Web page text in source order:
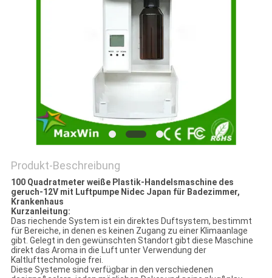
Produkt-Beschreibung
100 Quadratmeter weiße Plastik-Handelsmaschine des
geruch-12V mit Luftpumpe Nidec Japan für Badezimmer,
Krankenhaus
Kurzanleitung:
Das riechende System ist ein direktes Duftsystem, bestimmt
für Bereiche, in denen es keinen Zugang zu einer Klimaanlage
gibt. Gelegt in den gewünschten Standort gibt diese Maschine
direkt das Aroma in die Luft unter Verwendung der
Kaltlufttechnologie frei.
Diese Systeme sind verfügbar in den verschiedenen